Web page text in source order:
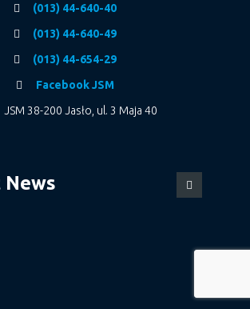
(013) 44-640-40
(013) 44-640-49
(013) 44-654-29
Facebook JSM
JSM 38-200 Jasło, ul. 3 Maja 40
News